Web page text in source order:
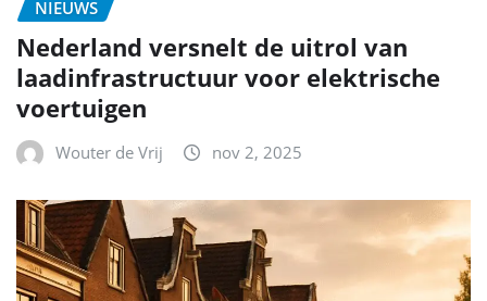
NIEUWS
Nederland versnelt de uitrol van
laadinfrastructuur voor elektrische
voertuigen
Wouter de Vrij nov 2, 2025